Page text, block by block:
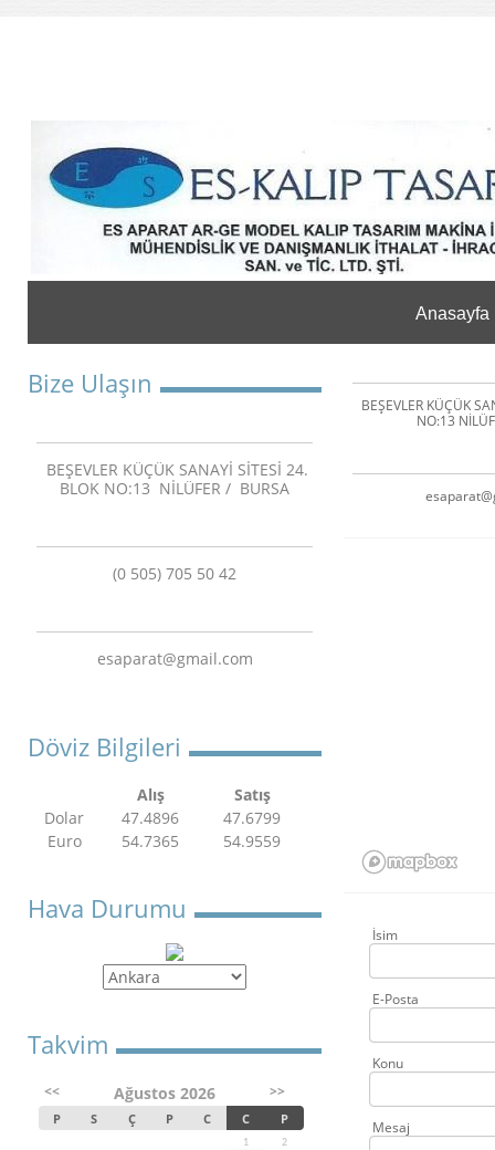
Anasayfa
Bize Ulaşın
BEŞEVLER KÜÇÜK SANAYİ SİTESİ 24.
BLOK NO:13 NİLÜFER / BURSA
(0 505) 705 50 42
esaparat@gmail.com
Döviz Bilgileri
Alış
Satış
Dolar
47.4896
47.6799
Euro
54.7365 54.9559
Hava Durumu
Takvim
<< Ağustos 2026 >>
P S Ç P C C P
1
2
BEŞEVLER KÜÇÜK
NO:13
İsim
E-Posta
Konu
Mesaj